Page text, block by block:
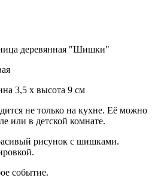
деревянная "Шишки"
3,5 х высота 9 см
не только на кухне. Её можно
или в детской комнате.
рисунок с шишками.
событие.